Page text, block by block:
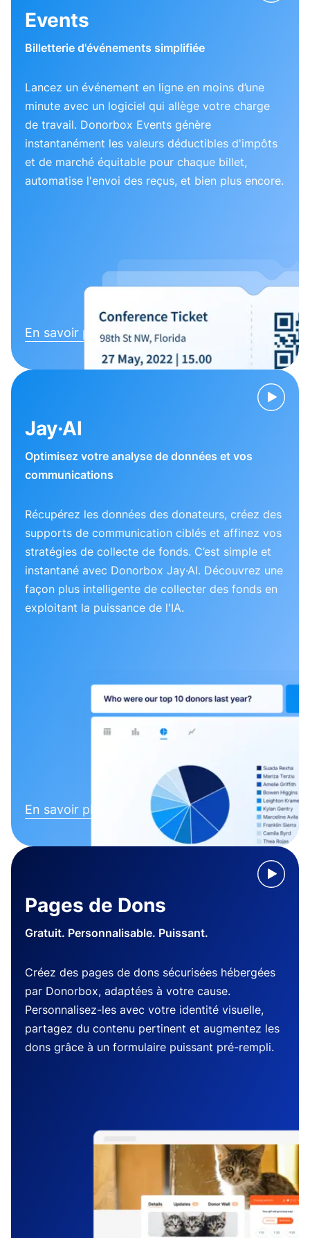
Events
Billetterie d'événements simplifiée
Lancez un événement en ligne en moins d’une
minute avec un logiciel qui allège votre charge
de travail. Donorbox Events génère
instantanément les valeurs déductibles d'impôts
et de marché équitable pour chaque billet,
automatise l'envoi des reçus, et bien plus encore.
En savoir plus
Jay·AI
Optimisez votre analyse de données et vos
communications
Récupérez les données des donateurs, créez des
supports de communication ciblés et affinez vos
stratégies de collecte de fonds. C’est simple et
instantané avec Donorbox Jay·AI. Découvrez une
façon plus intelligente de collecter des fonds en
exploitant la puissance de l'IA.
En savoir plus
Pages de Dons
Gratuit. Personnalisable. Puissant.
Créez des pages de dons sécurisées hébergées
par Donorbox, adaptées à votre cause.
Personnalisez-les avec votre identité visuelle,
partagez du contenu pertinent et augmentez les
dons grâce à un formulaire puissant pré-rempli.